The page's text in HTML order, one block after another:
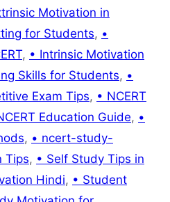
Motivation in
for Students, •
, • Intrinsic Motivation
Skills for Students, •
Exam Tips, • NCERT
Education Guide, •
, • ncert-study-
Tips, • Self Study Tips in
Hindi, • Student